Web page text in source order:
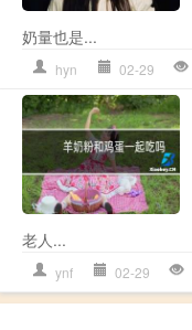
奶量也是...
hyn 02-29
老人...
ynf 02-29